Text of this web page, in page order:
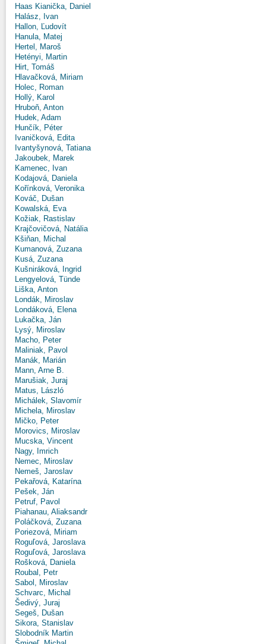
Haas Kianička, Daniel
Halász, Ivan
Hallon, Ľudovít
Hanula, Matej
Hertel, Maroš
Hetényi, Martin
Hirt, Tomáš
Hlavačková, Miriam
Holec, Roman
Hollý, Karol
Hruboň, Anton
Hudek, Adam
Hunčík, Péter
Ivaničková, Edita
Ivantyšynová, Tatiana
Jakoubek, Marek
Kamenec, Ivan
Kodajová, Daniela
Kořínková, Veronika
Kováč, Dušan
Kowalská, Eva
Kožiak, Rastislav
Krajčovičová, Natália
Kšiňan, Michal
Kumanová, Zuzana
Kusá, Zuzana
Kušniráková, Ingrid
Lengyelová, Tünde
Liška, Anton
Londák, Miroslav
Londáková, Elena
Lukačka, Ján
Lysý, Miroslav
Macho, Peter
Maliniak, Pavol
Manák, Marián
Mann, Arne B.
Marušiak, Juraj
Matus, László
Michálek, Slavomír
Michela, Miroslav
Mičko, Peter
Morovics, Miroslav
Mucska, Vincent
Nagy, Imrich
Nemec, Miroslav
Nemeš, Jaroslav
Pekařová, Katarína
Pešek, Ján
Petruf, Pavol
Piahanau, Aliaksandr
Poláčková, Zuzana
Poriezová, Miriam
Roguľová, Jaroslava
Roguľová, Jaroslava
Rošková, Daniela
Roubal, Petr
Sabol, Miroslav
Schvarc, Michal
Šedivý, Juraj
Segeš, Dušan
Sikora, Stanislav
Slobodník Martin